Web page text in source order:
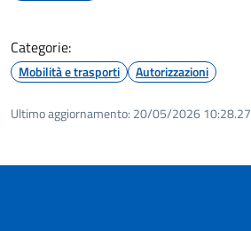
Categorie:
Mobilità e trasporti Autorizzazioni
Ultimo aggiornamento: 20/05/2026 10:28.27